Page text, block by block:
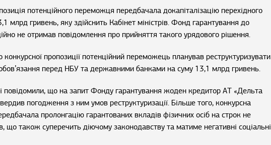
потенційного переможця передбачала докапіталізацію перехідного
млрд гривень, яку здійснить Кабінет міністрів. Фонд гарантування до
не отримав повідомлення про прийняття такого урядового рішення.
конкурсної пропозиції потенційний переможець планував реструктуризувати
перед НБУ та державними банками на суму 13,1 млрд гривень.
повідомили, що на запит Фонду гарантування жоден кредитор АТ «Дельта
погодження з ним умов реструктуризації. Більше того, конкурсна
пролонгацію гарантованих вкладів фізичних осіб на строк не
що також суперечить діючому законодавству та матиме негативні соціальні